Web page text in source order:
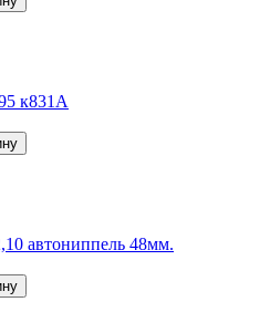
к831A
автониппель 48мм.